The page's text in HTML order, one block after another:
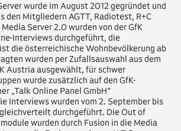
wurde im August 2012 gegründet und
den Mitgliedern AGTT, Radiotest, R+C
Media Server 2.0 wurden von der GfK
Interviews durchgeführt, die
die österreichische Wohnbevölkerung ab
wurden per Zufallsauswahl aus dem
Austria ausgewählt, für schwer
wurde zusätzlich auf den GfK-
„Talk Online Panel GmbH“
Interviews wurden vom 2. September bis
gleichverteilt durchgeführt. Die Out of
wurden durch Fusion in die Media